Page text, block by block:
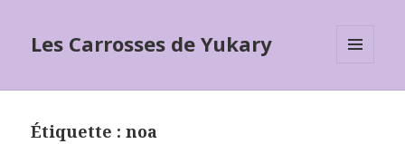
Les Carrosses de Yukary
Étiquette :noa